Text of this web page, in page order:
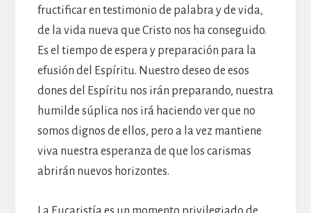
fructificar en testimonio de palabra y de vida,
de la vida nueva que Cristo nos ha conseguido.
Es el tiempo de espera y preparación para la
efusión del Espíritu. Nuestro deseo de esos
dones del Espíritu nos irán preparando, nuestra
humilde súplica nos irá haciendo ver que no
somos dignos de ellos, pero a la vez mantiene
viva nuestra esperanza de que los carismas
abrirán nuevos horizontes.